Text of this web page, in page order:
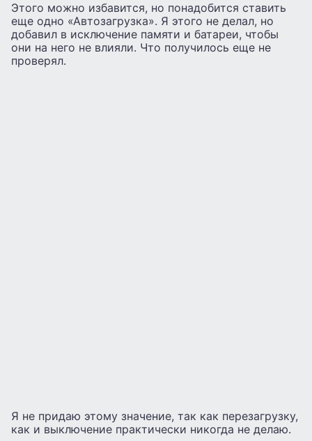
Этого можно избавится, но понадобится ставить
еще одно «Автозагрузка». Я этого не делал, но
добавил в исключение памяти и батареи, чтобы
они на него не влияли. Что получилось еще не
проверял.
Я не придаю этому значение, так как перезагрузку,
как и выключение практически никогда не делаю.